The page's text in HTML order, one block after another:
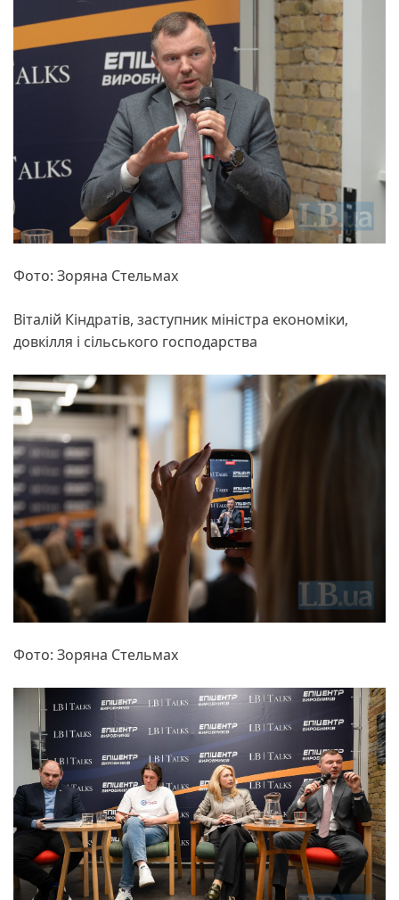
Фото: Зоряна Стельмах
Віталій Кіндратів, заступник міністра економіки,
довкілля і сільського господарства
Фото: Зоряна Стельмах